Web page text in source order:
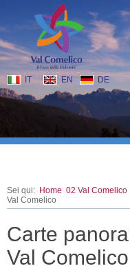
IT EN DE
Sei qui: Home 02 Val Comelico
Val Comelico
Carte
Val Comelico